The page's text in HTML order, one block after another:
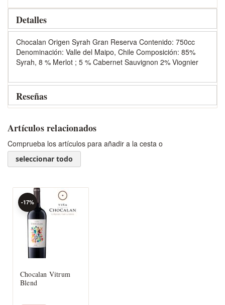
Detalles
Chocalan Origen Syrah Gran Reserva Contenido: 750cc
Denominación: Valle del Maipo, Chile Composición: 85%
Syrah, 8 % Merlot ; 5 % Cabernet Sauvignon 2% Viognier
Reseñas
Artículos relacionados
Comprueba los artículos para añadir a la cesta o
seleccionar todo
Chocalan Vitrum
Blend
-17%